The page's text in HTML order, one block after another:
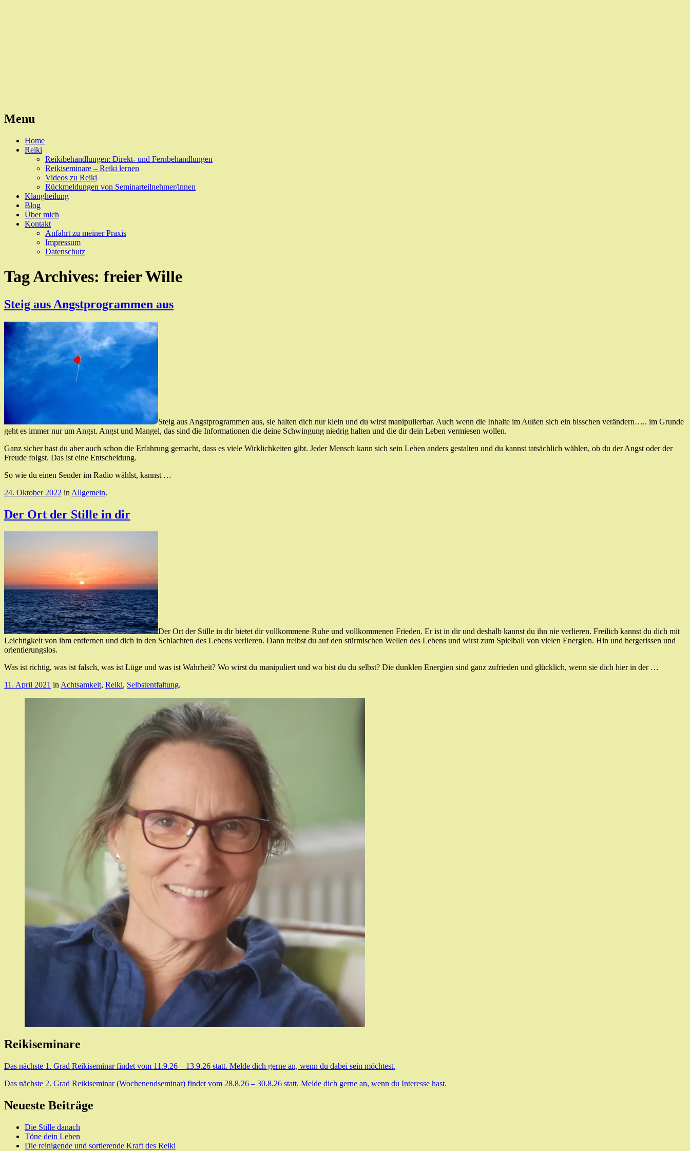
Menu
Skip
Home
Reiki
Reikibehandlungen: Direkt- und Fernbehandlungen
Reikiseminare – Reiki lernen
Videos zu Reiki
Rückmeldungen von Seminarteilnehmer/innen
Klangheilung
Blog
Über mich
Kontakt
Anfahrt zu meiner Praxis
Impressum
Datenschutz
Tag Archives: freier Wille
Steig aus Angstprogrammen aus
Steig aus Angstprogrammen aus, sie halten dich nur klein und du wirst manipulierbar. Auch wenn die Inhalte im Außen sich ein bisschen verändern….. im Grunde
geht es immer nur um Angst. Angst und Mangel, das sind die Informationen die deine Schwingung niedrig halten und die dir dein Leben vermiesen wollen.
Ganz sicher hast du aber auch schon die Erfahrung gemacht, dass es viele Wirklichkeiten gibt. Jeder Mensch kann sich sein Leben anders gestalten und du kannst tatsächlich wählen, ob du der Angst oder der
Freude folgst. Das ist eine Entscheidung.
So wie du einen Sender im Radio wählst, kannst …
24. Oktober 2022 in Allgemein.
Der Ort der Stille in dir
Der Ort der Stille in dir bietet dir vollkommene Ruhe und vollkommenen Frieden. Er ist in dir und deshalb kannst du ihn nie verlieren. Freilich kannst du dich mit
Leichtigkeit von ihm entfernen und dich in den Schlachten des Lebens verlieren. Dann treibst du auf den stürmischen Wellen des Lebens und wirst zum Spielball von vielen Energien. Hin und hergerissen und
orientierungslos.
Was ist richtig, was ist falsch, was ist Lüge und was ist Wahrheit? Wo wirst du manipuliert und wo bist du du selbst? Die dunklen Energien sind ganz zufrieden und glücklich, wenn sie dich hier in der …
11. April 2021 inAchtsamkeit, Reiki, Selbstentfaltung.
Reikiseminare
Das nächste 1. Grad Reikiseminar findet vom 11.9.26 – 13.9.26 statt. Melde dich gerne an, wenn du dabei sein möchtest.
Das nächste 2. Grad Reikiseminar (Wochenendseminar) findet vom 28.8.26 – 30.8.26 statt. Melde dich gerne an, wenn du Interesse hast.
Neueste Beiträge
Die Stille danach
Töne dein Leben
Die reinigende und sortierende Kraft des Reiki